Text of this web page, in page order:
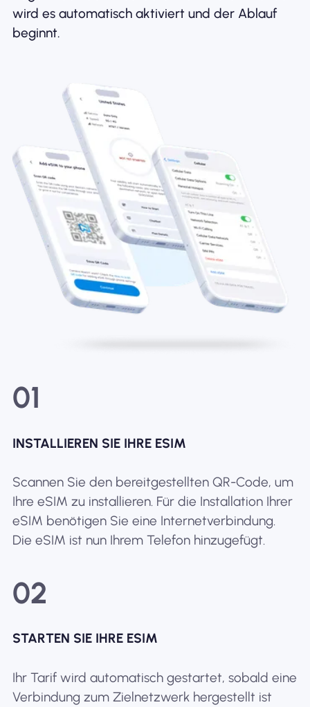
wird es automatisch aktiviert und der Ablauf
beginnt.
01
INSTALLIEREN SIE IHRE ESIM
Scannen Sie den bereitgestellten QR-Code, um
Ihre eSIM zu installieren. Für die Installation Ihrer
eSIM benötigen Sie eine Internetverbindung.
Die eSIM ist nun Ihrem Telefon hinzugefügt.
02
STARTEN SIE IHRE ESIM
Ihr Tarif wird automatisch gestartet, sobald eine
Verbindung zum Zielnetzwerk hergestellt ist